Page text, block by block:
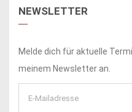
NEWSLETTER
Melde dich für aktuelle
meinem Newsletter an.